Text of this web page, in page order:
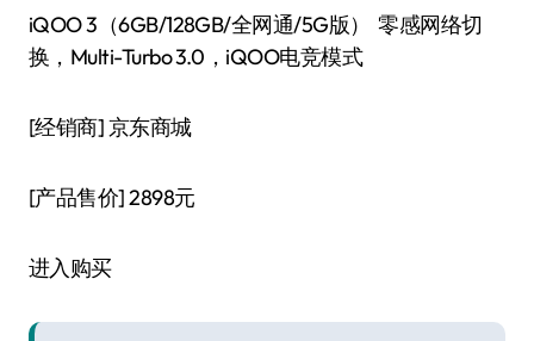
iQOO 3（6GB/128GB/全网通/5G版） 零感网络切
换，Multi-Turbo 3.0，iQOO电竞模式
[经销商]京东商城
[产品售价]2898元
进入购买